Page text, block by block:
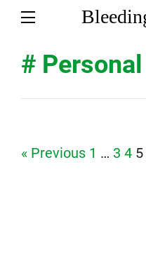
# Personal
« Previous Page
1 … Page
3 4 5